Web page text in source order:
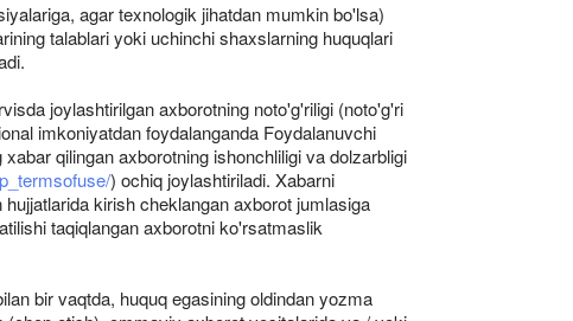
agar texnologik jihatdan mumkin bo'lsa)
talablari yoki uchinchi shaxslarning huquqlari
joylashtirilgan axborotning noto'g'riligi (noto'g'ri
imkoniyatdan foydalanganda Foydalanuvchi
qilingan axborotning ishonchliligi va dolzarbligi
) ochiq joylashtiriladi. Xabarni
kirish cheklangan axborot jumlasiga
taqiqlangan axborotni ko'rsatmaslik
bir vaqtda, huquq egasining oldindan yozma